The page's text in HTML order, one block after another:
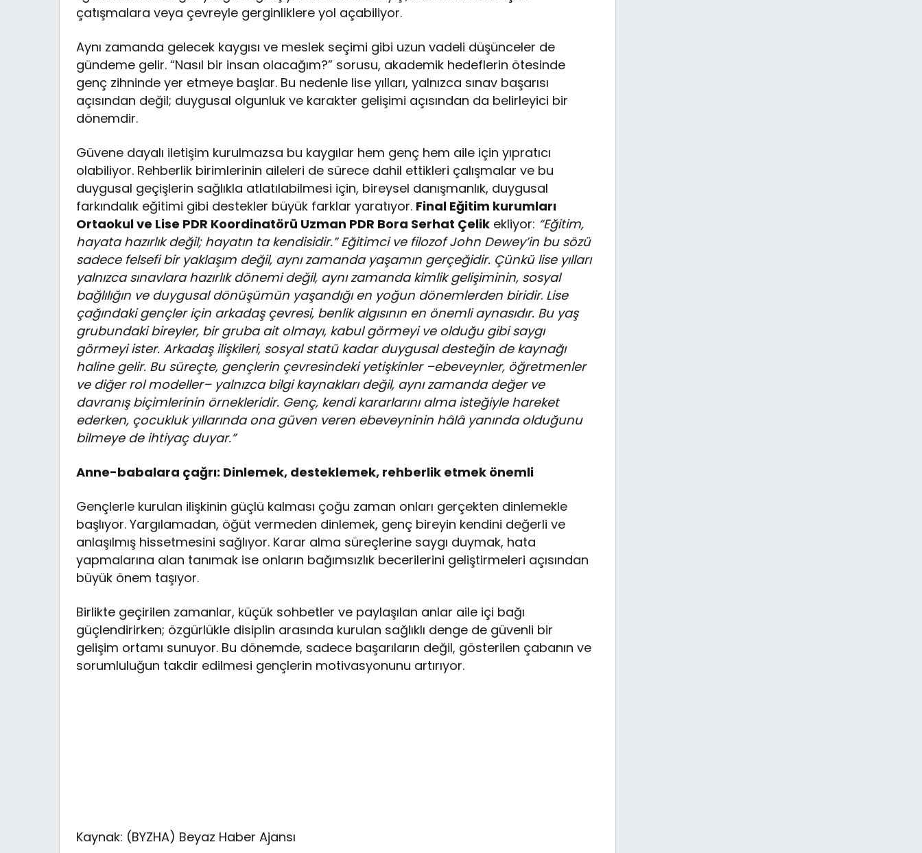
çatışmalara veya çevreyle gerginliklere yol açabiliyor.
Aynı zamanda gelecek kaygısı ve meslek seçimi gibi uzun vadeli düşünceler de
gündeme gelir. “Nasıl bir insan olacağım?” sorusu, akademik hedeflerin ötesinde
genç zihninde yer etmeye başlar. Bu nedenle lise yılları, yalnızca sınav başarısı
açısından değil; duygusal olgunluk ve karakter gelişimi açısından da belirleyici bir
dönemdir.
Güvene dayalı iletişim kurulmazsa bu kaygılar hem genç hem aile için yıpratıcı
olabiliyor. Rehberlik birimlerinin aileleri de sürece dahil ettikleri çalışmalar ve bu
duygusal geçişlerin sağlıkla atlatılabilmesi için, bireysel danışmanlık, duygusal
farkındalık eğitimi gibi destekler büyük farklar yaratıyor. Final Eğitim kurumları
Ortaokul ve Lise PDR Koordinatörü Uzman PDR Bora Serhat Çelik ekliyor: “Eğitim,
hayata hazırlık değil; hayatın ta kendisidir.” Eğitimci ve filozof John Dewey’in bu sözü
sadece felsefi bir yaklaşım değil, aynı zamanda yaşamın gerçeğidir. Çünkü lise yılları
yalnızca sınavlara hazırlık dönemi değil, aynı zamanda kimlik gelişiminin, sosyal
bağlılığın ve duygusal dönüşümün yaşandığı en yoğun dönemlerden biridir. Lise
çağındaki gençler için arkadaş çevresi, benlik algısının en önemli aynasıdır. Bu yaş
grubundaki bireyler, bir gruba ait olmayı, kabul görmeyi ve olduğu gibi saygı
görmeyi ister. Arkadaş ilişkileri, sosyal statü kadar duygusal desteğin de kaynağı
haline gelir. Bu süreçte, gençlerin çevresindeki yetişkinler –ebeveynler, öğretmenler
ve diğer rol modeller– yalnızca bilgi kaynakları değil, aynı zamanda değer ve
davranış biçimlerinin örnekleridir. Genç, kendi kararlarını alma isteğiyle hareket
ederken, çocukluk yıllarında ona güven veren ebeveyninin hâlâ yanında olduğunu
bilmeye de ihtiyaç duyar.”
Anne-babalara çağrı: Dinlemek, desteklemek, rehberlik etmek önemli
Gençlerle kurulan ilişkinin güçlü kalması çoğu zaman onları gerçekten dinlemekle
başlıyor. Yargılamadan, öğüt vermeden dinlemek, genç bireyin kendini değerli ve
anlaşılmış hissetmesini sağlıyor. Karar alma süreçlerine saygı duymak, hata
yapmalarına alan tanımak ise onların bağımsızlık becerilerini geliştirmeleri açısından
büyük önem taşıyor.
Birlikte geçirilen zamanlar, küçük sohbetler ve paylaşılan anlar aile içi bağı
güçlendirirken; özgürlükle disiplin arasında kurulan sağlıklı denge de güvenli bir
gelişim ortamı sunuyor. Bu dönemde, sadece başarıların değil, gösterilen çabanın ve
sorumluluğun takdir edilmesi gençlerin motivasyonunu artırıyor.
Kaynak: (BYZHA) Beyaz Haber Ajansı